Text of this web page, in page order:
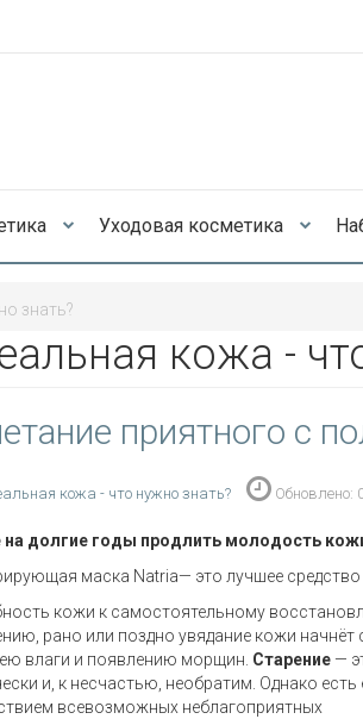
Уходовая косметика
знать?
кожа -
приятного с
кожа - что нужно знать? Обновлено:
на долгие годы продлить молодость
маска Natria— это лучшее
кожи к самостоятельному
рано или поздно увядание кожи начнёт
влаги и появлению морщин. Старение—
и, к несчастью, необратим. Однако
всевозможных неблагоприятных